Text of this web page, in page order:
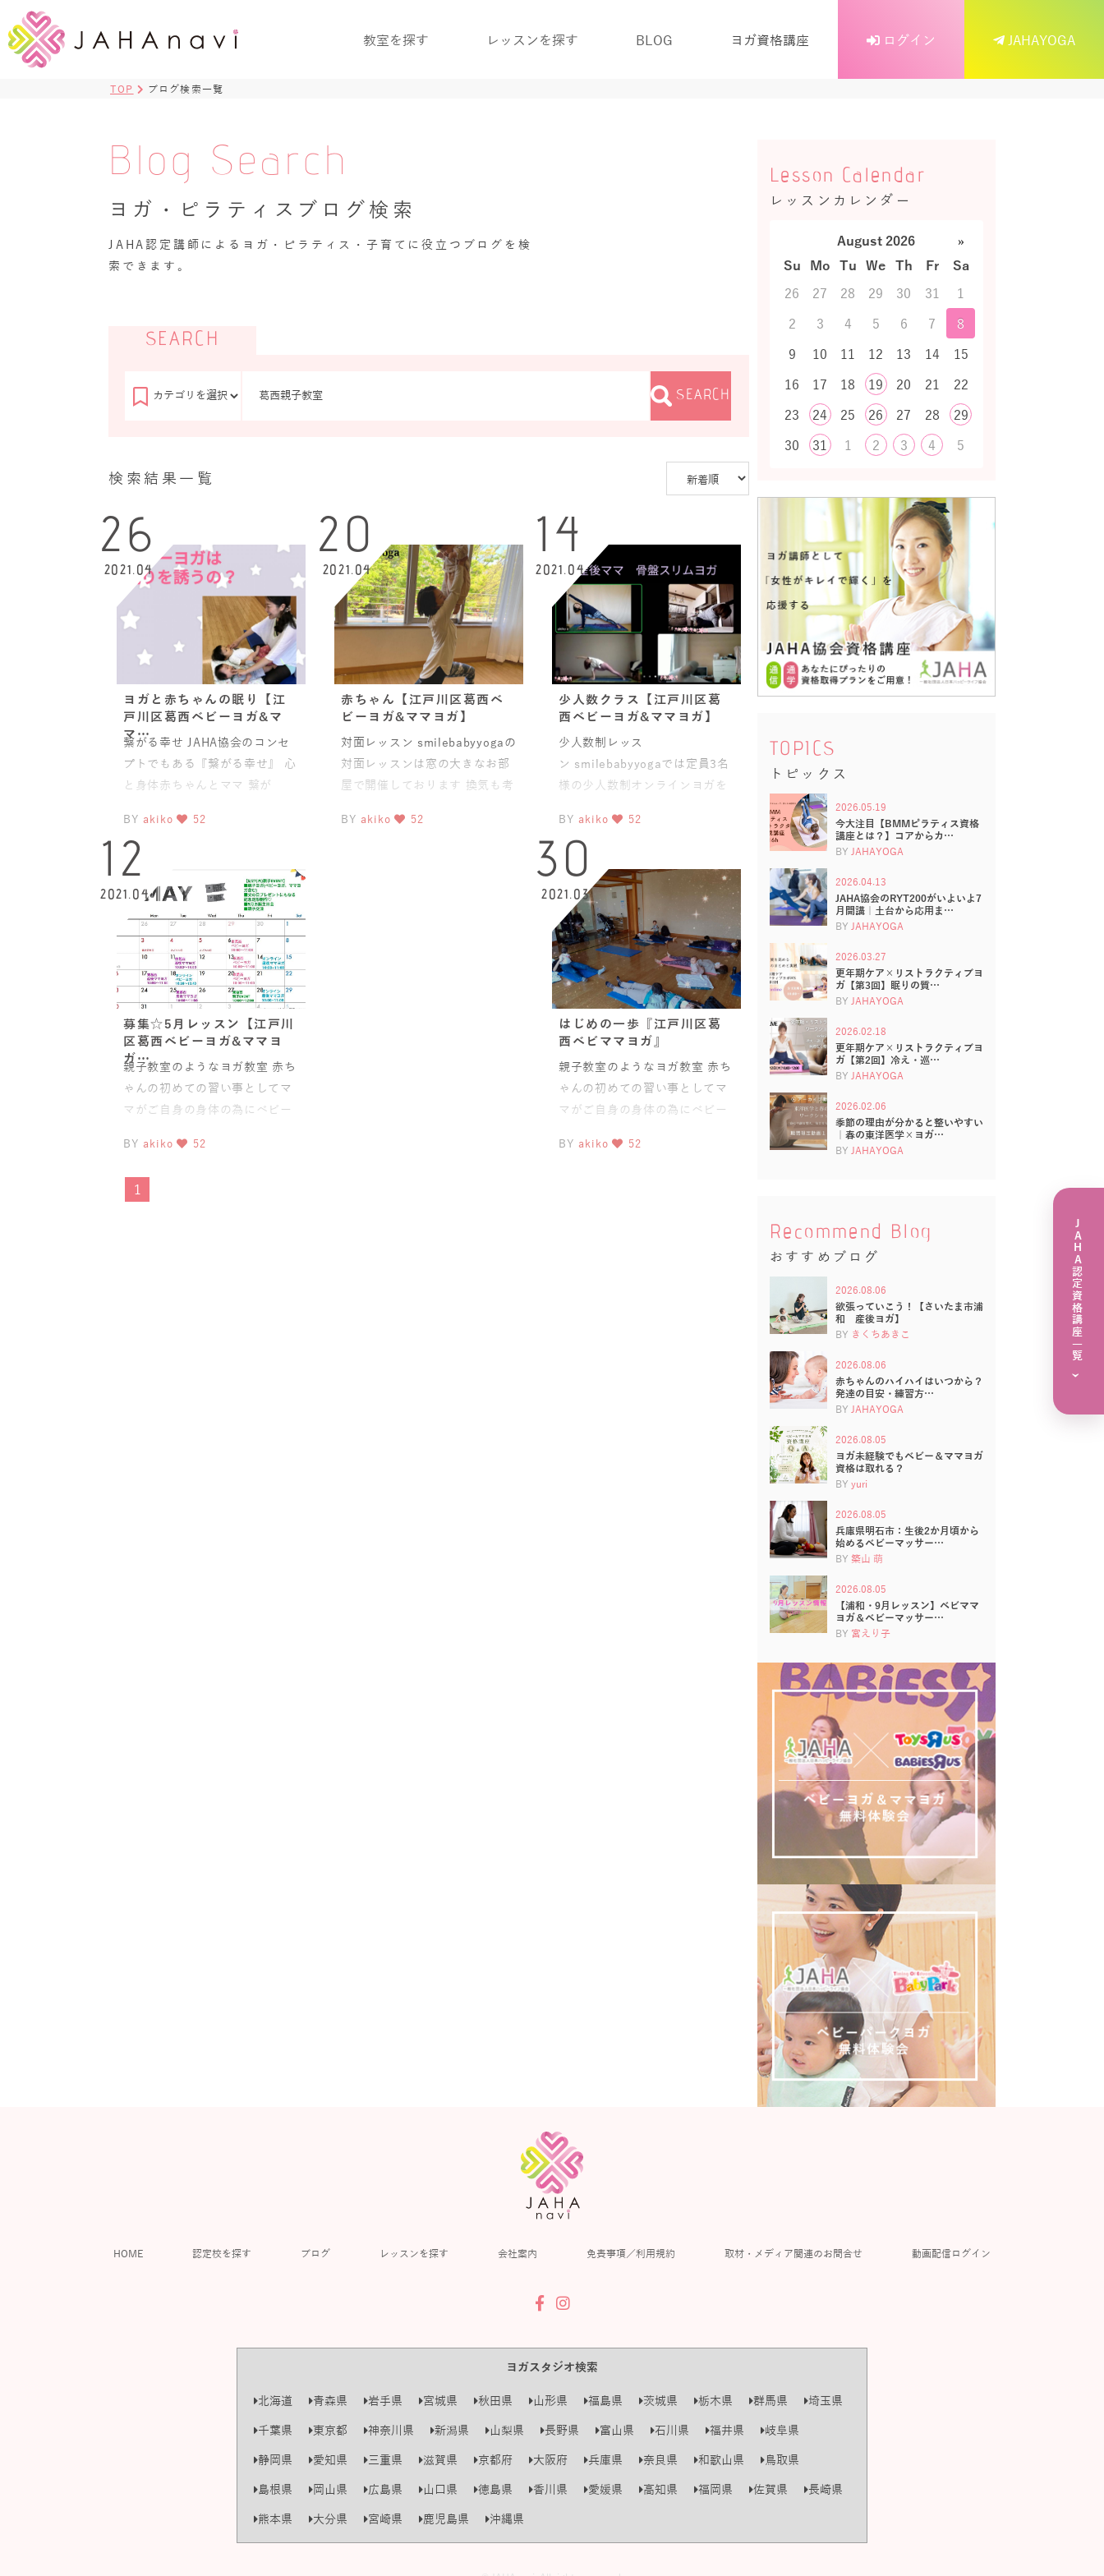
教室を探す レッスンを探す BLOG ヨガ資格講座 ログイン JAHAYOGA
TOP ブログ検索一覧
Blog Search
ヨガ・ピラティスブログ検索
JAHA認定講師によるヨガ・ピラティス・子育てに役立つブログを検
索できます。
SEARCH
SEARCH
検索結果一覧
26
2021.04
ヨガと赤ちゃんの眠り【江
戸川区葛西ベビーヨガ&マ
マ…
繋がる幸せ JAHA協会のコンセ
プトでもある『繋がる幸せ』 心
と身体赤ちゃんとママ 繋が
BY akiko 52
20
2021.04
赤ちゃん【江戸川区葛西ベ
ビーヨガ&ママヨガ】
対面レッスン smilebabyyogaの
対面レッスンは窓の大きなお部
屋で開催しております 換気も考
BY akiko 52
14
2021.04
少人数クラス【江戸川区葛
西ベビーヨガ&ママヨガ】
少人数制レッス
ン smilebabyyogaでは定員3名
様の少人数制オンラインヨガを
方やオンライン初体
BY akiko 52
12
2021.04
募集☆5月レッスン【江戸川
区葛西ベビーヨガ&ママヨ
ガ…
親子教室のようなヨガ教室 赤ち
ゃんの初めての習い事としてマ
マがご自身の身体の為にベビー
ガか
BY akiko 52
30
2021.03
はじめの一歩『江戸川区葛
西ベビママヨガ』
親子教室のようなヨガ教室 赤ち
ゃんの初めての習い事としてマ
マがご自身の身体の為にベビー
ガか
BY akiko 52
1
Lesson Calendar
レッスンカレンダー
August 2026
»
Su
Mo Tu We Th Fr
Sa
26
27 28 29 30 31
1
2
3 4 5 6 7
8
9
10 11 12 13 14
15
16
17 18 19 20 21
22
23
24 25 26 27 28
29
30
31 1 2 3 4 5
TOPICS
トピックス
2026.05.19
今大注目【BMMピラティス資格
講座とは？】コアからカ…
BY JAHAYOGA
2026.04.13
JAHA協会のRYT200がいよいよ7
月開講｜土台から応用ま…
BY JAHAYOGA
2026.03.27
更年期ケア×リストラクティブヨ
ガ【第3回】眠りの質…
BY JAHAYOGA
2026.02.18
更年期ケア×リストラクティブヨ
ガ【第2回】冷え・巡…
BY JAHAYOGA
2026.02.06
季節の理由が分かると整いやすい
｜春の東洋医学×ヨガ…
BY JAHAYOGA
Recommend Blog
おすすめブログ
2026.08.06
欲張っていこう！【さいたま市浦
和 産後ヨガ】
BY きくちあきこ
2026.08.06
赤ちゃんのハイハイはいつから？
発達の目安・練習方…
BY JAHAYOGA
2026.08.05
ヨガ未経験でもベビー＆ママヨガ
資格は取れる？
BY yuri
2026.08.05
兵庫県明石市：生後2か月頃から
始めるベビーマッサー…
BY 築山 萌
2026.08.05
【浦和・9月レッスン】ベビママ
ヨガ＆ベビーマッサー…
BY 宮えり子
HOME 認定校を探す ブログ レッスンを探す 会社案内 免責事項／利用規約 取材・メディア関連のお問合せ 動画配信ログイン
ヨガスタジオ検索
北海道 青森県 岩手県 宮城県 秋田県 山形県 福島県 茨城県 栃木県 群馬県
埼玉県
千葉県
東京都 神奈川県 新潟県 山梨県 長野県 富山県 石川県 福井県
岐阜県
静岡県
愛知県 三重県 滋賀県 京都府 大阪府 兵庫県 奈良県 和歌山県
鳥取県
島根県
岡山県 広島県 山口県 徳島県 香川県 愛媛県 高知県 福岡県 佐賀県
長崎県
熊本県
大分県 宮崎県 鹿児島県 沖縄県
JAHA認定資格講座一覧
›